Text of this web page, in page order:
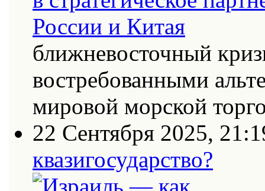
ближневосточный
востребованными
мировой морской
22 Сентября 2025,
квазигосударство?